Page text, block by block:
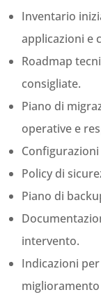
Inventario
applicazioni e
Roadmap
consigliate.
Piano di
operative e
Policy di
Piano di
intervento.
Indicazioni